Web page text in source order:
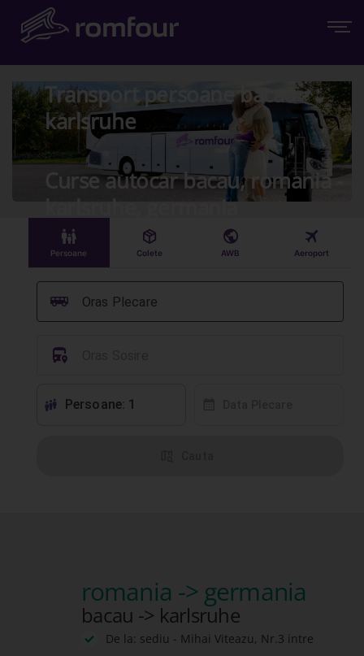
Transport persoane bacau -
karlsruhe
Curse autocar bacau, romania -
karlsruhe, germania
󱠣
Persoane
󰏗
Colete
󰇧
AWB
󰀝
Aeroport
Oras Plecare
󰞠
󱈒
󱕱 Persoane: 1
romania -> germania
bacau -> karlsruhe
De la: sediu - Mihai Viteazu, Nr.3 intre